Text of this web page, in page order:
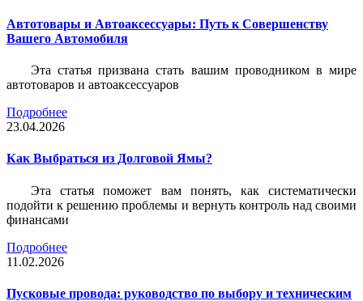
Автотовары и Автоаксессуары: Путь к Совершенству
Вашего Автомобиля
Эта статья призвана стать вашим проводником в мире
автотоваров и автоаксессуаров
Подробнее
23.04.2026
Как Выбраться из Долговой Ямы?
Эта статья поможет вам понять, как систематически
подойти к решению проблемы и вернуть контроль над своими
финансами
Подробнее
11.02.2026
Пусковые провода: руководство по выбору и техническим